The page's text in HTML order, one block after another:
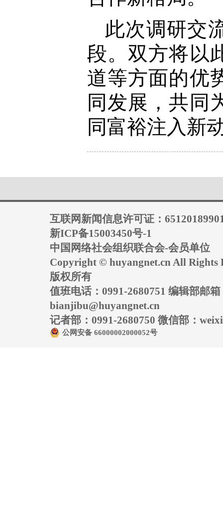
此次调研交
段。双方将以
道等方面的优
同发展，共同
同富裕注入新
互联网新闻信息许可证：
新ICP备15003450号-1
中国网络社会组织联合会-会员单位
Copyright © huyangnet.cn All Rights
版权所有
值班电话：0991-2680751 编辑部邮箱
bianjibu@huyangnet.cn
记者部：0991-2680750 微信部：
公网安备 66000002000052号